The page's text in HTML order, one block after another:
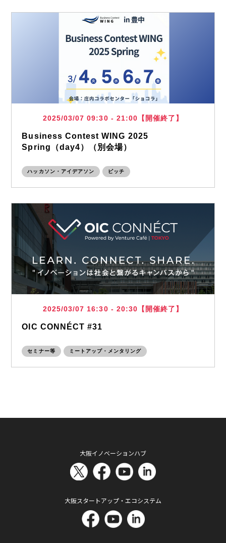
2025/03/07 09:30 - 21:00【開催終了】
Business Contest WING 2025
Spring（day4）（別会場）
ハッカソン・アイデアソン ピッチ
2025/03/07 16:30 - 20:30【開催終了】
OIC CONNÉCT #31
セミナー等 ミートアップ・メンタリング
大阪イノベーションハブ
大阪スタートアップ・エコシステム